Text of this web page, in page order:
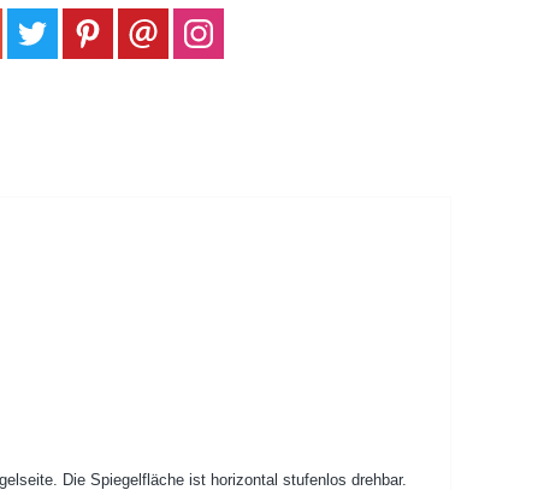
Die Spiegelfläche ist horizontal stufenlos drehbar.